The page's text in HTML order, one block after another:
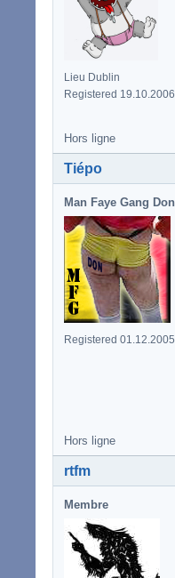
Lieu Dublin
Registered 19.10.2006
Hors ligne
Tiépo
Man Faye Gang Don
Registered 01.12.2005
Hors ligne
rtfm
Membre